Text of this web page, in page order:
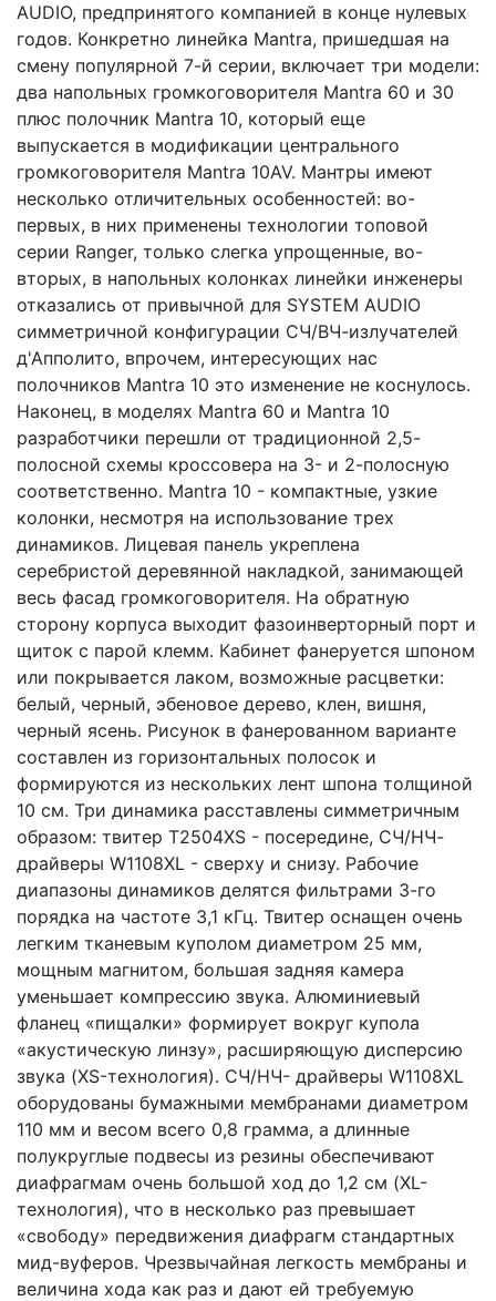
AUDIO, предпринятого компанией в конце нулевых
годов. Конкретно линейка Mantra, пришедшая на
смену популярной 7-й серии, включает три модели:
два напольных громкоговорителя Mantra 60 и 30
плюс полочник Mantra 10, который еще
выпускается в модификации центрального
громкоговорителя Mantra 10AV. Мантры имеют
несколько отличительных особенностей: во-
первых, в них применены технологии топовой
серии Ranger, только слегка упрощенные, во-
вторых, в напольных колонках линейки инженеры
отказались от привычной для SYSTEM AUDIO
симметричной конфигурации СЧ/ВЧ-излучателей
д'Апполито, впрочем, интересующих нас
полочников Mantra 10 это изменение не коснулось.
Наконец, в моделях Mantra 60 и Mantra 10
разработчики перешли от традиционной 2,5-
полосной схемы кроссовера на 3- и 2-полосную
соответственно. Mantra 10 - компактные, узкие
колонки, несмотря на использование трех
динамиков. Лицевая панель укреплена
серебристой деревянной накладкой, занимающей
весь фасад громкоговорителя. На обратную
сторону корпуса выходит фазоинверторный порт и
щиток с парой клемм. Кабинет фанеруется шпоном
или покрывается лаком, возможные расцветки:
белый, черный, эбеновое дерево, клен, вишня,
черный ясень. Рисунок в фанерованном варианте
составлен из горизонтальных полосок и
формируются из нескольких лент шпона толщиной
10 см. Три динамика расставлены симметричным
образом: твитер T2504XS - посередине, СЧ/НЧ-
драйверы W1108XL - сверху и снизу. Рабочие
диапазоны динамиков делятся фильтрами 3-го
порядка на частоте 3,1 кГц. Твитер оснащен очень
легким тканевым куполом диаметром 25 мм,
мощным магнитом, большая задняя камера
уменьшает компрессию звука. Алюминиевый
фланец «пищалки» формирует вокруг купола
«акустическую линзу», расширяющую дисперсию
звука (XS-технология). СЧ/НЧ- драйверы W1108XL
оборудованы бумажными мембранами диаметром
110 мм и весом всего 0,8 грамма, а длинные
полукруглые подвесы из резины обеспечивают
диафрагмам очень большой ход до 1,2 см (XL-
технология), что в несколько раз превышает
«свободу» передвижения диафрагм стандартных
мид-вуферов. Чрезвычайная легкость мембраны и
величина хода как раз и дают ей требуемую